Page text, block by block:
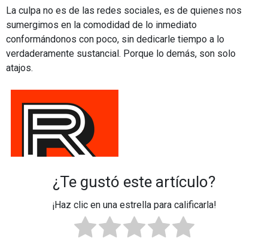
La culpa no es de las redes sociales, es de quienes nos
sumergimos en la comodidad de lo inmediato
conformándonos con poco, sin dedicarle tiempo a lo
verdaderamente sustancial. Porque lo demás, son solo
atajos.
¿Te gustó este artículo?
¡Haz clic en una estrella para calificarla!